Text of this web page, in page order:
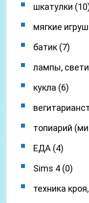
шкатулки
мягкие
батик (7)
лампы,
кукла (6)
топиарий
ЕДА (4)
Sims 4 (0)
техника